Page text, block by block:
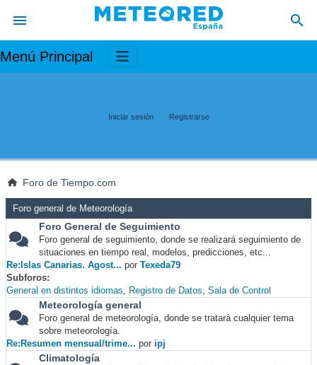
Menú Principal
Iniciar sesión Registrarse
Foro de Tiempo.com
Foro general de Meteorología
Foro General de Seguimiento
Foro general de seguimiento, donde se realizará seguimiento de
situaciones en tiempo real, modelos, predicciones, etc...
Re:Islas Canarias. Agost... por Texeda79
Subforos
General en distintos idiomas
Registro de Datos Sala de Control
Meteorología general
Foro general de meteorología, donde se tratará cualquier tema
sobre meteorología.
Re:Resumen mensual/trime... por ipj
Climatología